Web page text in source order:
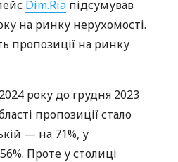
Dim.Ria підсумував
на ринку нерухомості.
пропозиції на ринку
року до грудня 2023
пропозиції стало
— на 71%, у
Проте у столиці